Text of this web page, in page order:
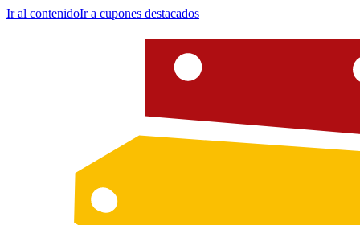
Ir al contenidoIr a cupones destacados